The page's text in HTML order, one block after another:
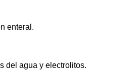
enteral.
del agua y electrolitos.